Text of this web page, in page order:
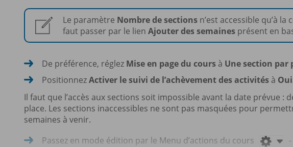
Le paramètre Nombre de sections n’est accessible qu’à
faut passer par le lien Ajouter des semaines présent en
De préférence, réglez Mise en page du coursà Une section par
PositionnezActiver le suivi de l’achèvement des activitésà Oui
Il faut que l’accès aux sections soit impossible avant la date prévue :
place. Les sections inaccessibles ne sont pas masquées pour
semaines à venir.
Passez en mode édition par le Menu d’actions du cours
-